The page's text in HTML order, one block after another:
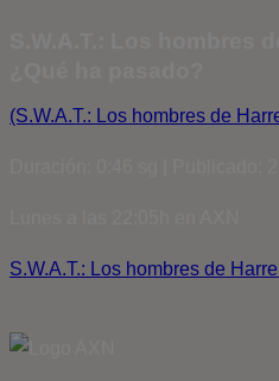
(S.W.A.T.: Los hombres de
S.W.A.T.: Los hombres de